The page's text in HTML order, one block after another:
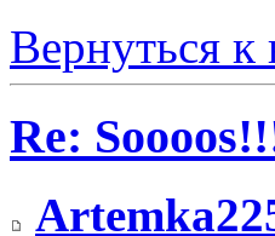
Вернуться к
Re: